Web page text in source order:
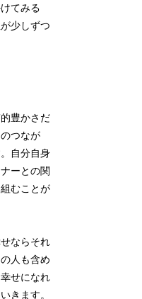
てみる
少しずつ
豊かさだ
つなが
自分自身
ーとの関
むことが
ならそれ
人も含め
せになれ
きます。